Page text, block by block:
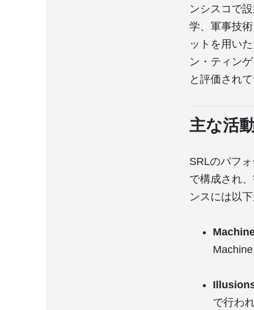
ンシスコで
学、軍事技
ットを用い
ン・ティン
と評価されて
主な活
SRLのパフ
で構成され
ンスには以
で行わ